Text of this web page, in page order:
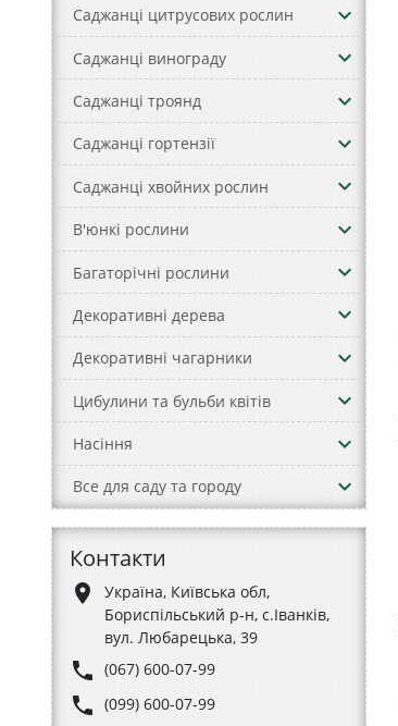
Саджанці цитрусових рослин keyboard_arrow_down
Саджанці винограду keyboard_arrow_down
Саджанці троянд keyboard_arrow_down
Саджанці гортензії keyboard_arrow_down
Саджанці хвойних рослин keyboard_arrow_down
В'юнкі рослини keyboard_arrow_down
Багаторічні рослини keyboard_arrow_down
Декоративні дерева keyboard_arrow_down
Декоративні чагарники keyboard_arrow_down
Цибулини та бульби квітів keyboard_arrow_down
Насіння keyboard_arrow_down
Все для саду та городу keyboard_arrow_down
Контакти
place
Україна, Київська обл,
Бориспільський р-н, с.Іванків,
вул. Любарецька, 39
phone (067) 600-07-99
phone (099) 600-07-99